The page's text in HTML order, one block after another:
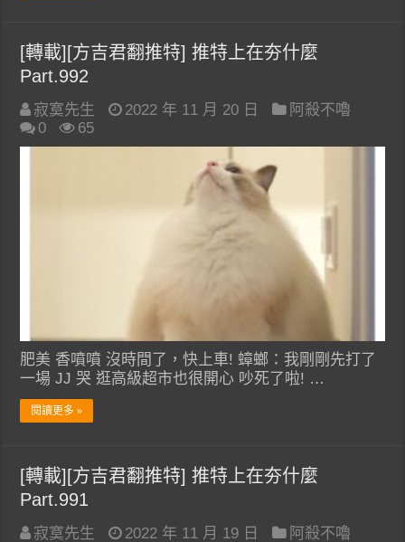
[轉載][方吉君翻推特] 推特上在夯什麼
Part.992
寂寞先生 2022 年 11 月 20 日
阿殺不嚕
0
65
肥美 香噴噴 沒時間了，快上車! 蟑螂：我剛剛先打了
一場 JJ 哭 逛高級超市也很開心 吵死了啦! …
閱讀更多 »
[轉載][方吉君翻推特] 推特上在夯什麼
Part.991
寂寞先生 2022 年 11 月 19 日 阿殺不嚕